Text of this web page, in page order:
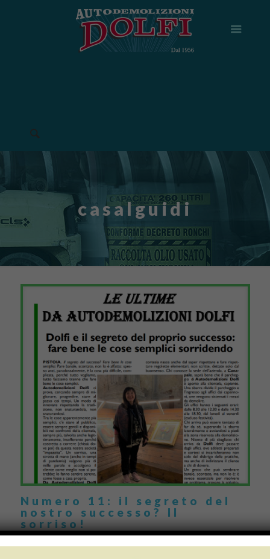
casalguidi
Numero 11: il segreto del
nostro successo? Il
sorriso!
Apriamo questo undicesimo numero svelandovi un segreto: le